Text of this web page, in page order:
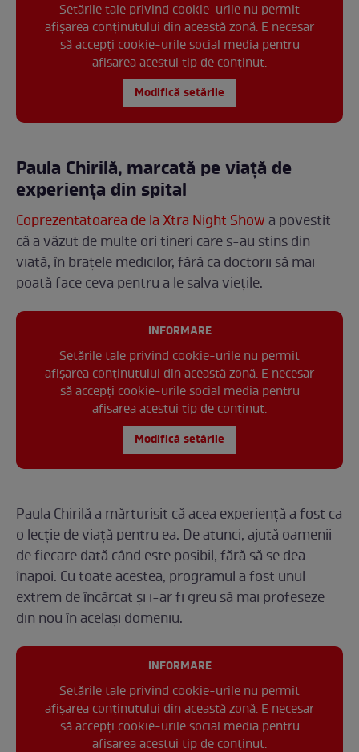
Setările tale privind cookie-urile nu permit
afișarea conținutului din această zonă. E necesar
să accepți cookie-urile social media pentru
afisarea acestui tip de conținut.
Modifică setările
Paula Chirilă, marcată pe viață de
experiența din spital
Coprezentatoarea de la Xtra Night Showa povestit
că a văzut de multe ori tineri care s-au stins din
viață, în brațele medicilor, fără ca doctorii să mai
poată face ceva pentru a le salva viețile.
INFORMARE
Setările tale privind cookie-urile nu permit
afișarea conținutului din această zonă. E necesar
să accepți cookie-urile social media pentru
afisarea acestui tip de conținut.
Modifică setările
Paula Chirilă a mărturisit că acea experiență a fost ca
o lecție de viață pentru ea. De atunci, ajută oamenii
de fiecare dată când este posibil, fără să se dea
înapoi. Cu toate acestea, programul a fost unul
extrem de încărcat și i-ar fi greu să mai profeseze
din nou în același domeniu.
INFORMARE
Setările tale privind cookie-urile nu permit
afișarea conținutului din această zonă. E necesar
să accepți cookie-urile social media pentru
afisarea acestui tip de conținut.